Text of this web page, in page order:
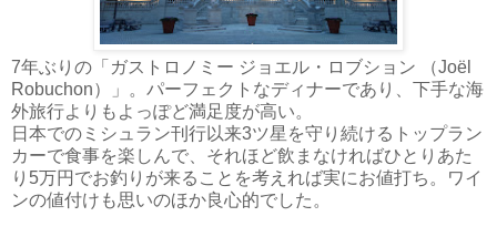
7年ぶりの「ガストロノミー ジョエル・ロブション （Joël
Robuchon）」。パーフェクトなディナーであり、下手な海
外旅行よりもよっぽど満足度が高い。
日本でのミシュラン刊行以来3ツ星を守り続けるトップラン
カーで食事を楽しんで、それほど飲まなければひとりあた
り5万円でお釣りが来ることを考えれば実にお値打ち。ワイ
ンの値付けも思いのほか良心的でした。